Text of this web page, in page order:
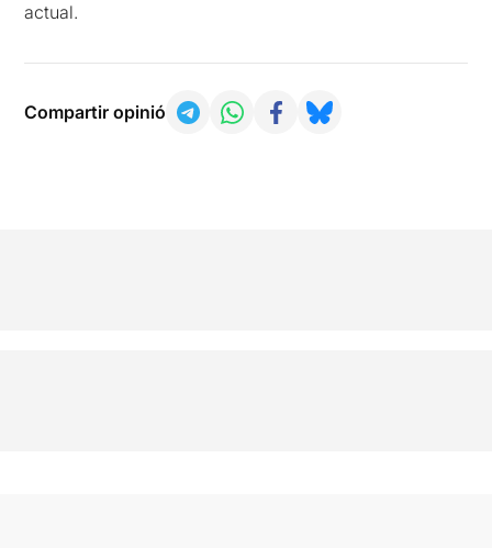
actual.
Compartir opinió